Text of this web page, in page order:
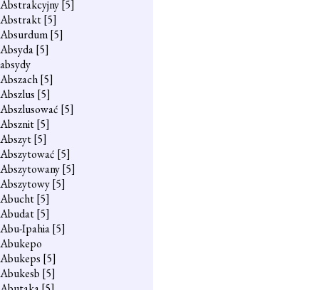
Abstrakcyjny[5]
Abstrakt[5]
Absurdum[5]
Absyda[5]
absydy
Abszach[5]
Abszlus [5]
Abszlusować [5]
Absznit[5]
Abszyt[5]
Abszytować [5]
Abszytowany[5]
Abszytowy[5]
Abucht[5]
Abudat[5]
Abu-Ipahia[5]
Abukepo
Abukeps [5]
Abukesb [5]